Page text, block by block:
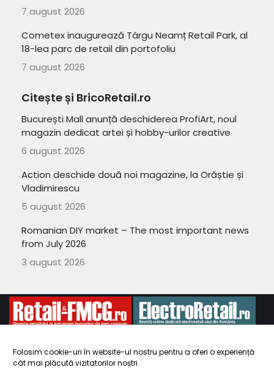
Folosim cookie-uri în website-ul nostru pentru a oferi o experiență
cât mai plăcută vizitatorilor noștri.
7 august 2026
Cometex inaugurează Târgu Neamț Retail Park, al
18-lea parc de retail din portofoliu
7 august 2026
Citește și BricoRetail.ro
București Mall anunță deschiderea ProfiArt, noul
magazin dedicat artei și hobby-urilor creative
6 august 2026
Action deschide două noi magazine, la Orăștie și
Vladimirescu
5 august 2026
Romanian DIY market – The most important news
from July 2026
3 august 2026